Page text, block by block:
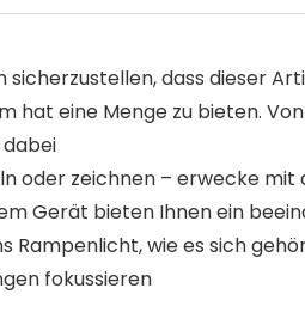
sicherzustellen, dass dieser
hat eine Menge zu bieten.
oder zeichnen – erwecke
Gerät bieten Ihnen ein
Rampenlicht, wie es sich
fokussieren